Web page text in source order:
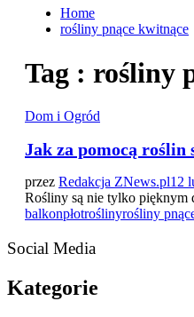
Home
rośliny pnące kwitnące
Tag : rośliny
Dom i Ogród
Jak za pomocą roślin
przez Redakcja ZNews.pl12
Rośliny są nie tylko pięknym
balkonpłotroślinyrośliny
Social Media
Kategorie